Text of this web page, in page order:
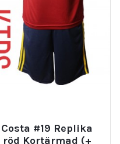
#19 Replika
Kortärmad (+